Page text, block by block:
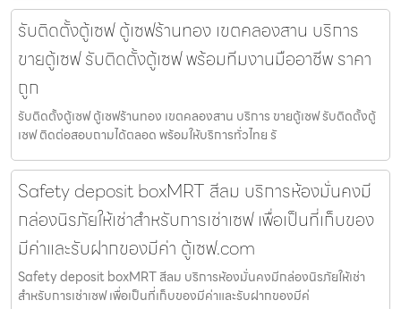
รับติดตั้งตู้เซฟ ตู้เซฟร้านทอง เขตคลองสาน บริการ
ขายตู้เซฟ รับติดตั้งตู้เซฟ พร้อมทีมงานมืออาชีพ ราคา
ถูก
รับติดตั้งตู้เซฟ ตู้เซฟร้านทอง เขตคลองสาน บริการ ขายตู้เซฟ รับติดตั้งตู้
เซฟ ติดต่อสอบถามได้ตลอด พร้อมให้บริการทั่วไทย รั
Safety deposit boxMRT สีลม บริการห้องมั่นคงมี
กล่องนิรภัยให้เช่าสำหรับการเช่าเซฟ เพื่อเป็นที่เก็บของ
มีค่าและรับฝากของมีค่า ตู้เซฟ.com
Safety deposit boxMRT สีลม บริการห้องมั่นคงมีกล่องนิรภัยให้เช่า
สำหรับการเช่าเซฟ เพื่อเป็นที่เก็บของมีค่าและรับฝากของมีค่